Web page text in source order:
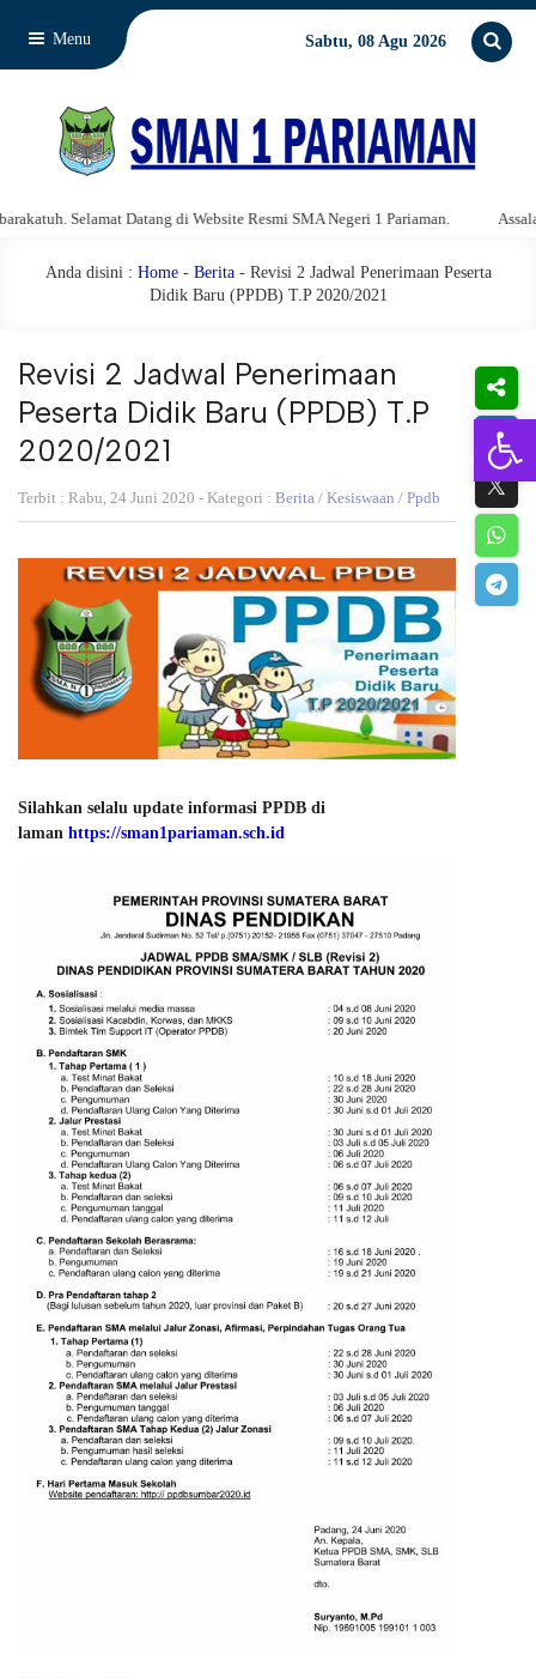
Menu Sabtu, 08 Agu 2026
Selamat Datang di Website Resmi SMA Negeri 1 Pariaman.
Anda disini : Home- Berita- Revisi 2 Jadwal Penerimaan Peserta
Didik Baru (PPDB) T.P 2020/2021
Revisi 2 Jadwal Penerimaan
Peserta Didik Baru (PPDB) T.P
2020/2021
Terbit : Rabu, 24 Juni 2020 - Kategori : Berita / Kesiswaan / Ppdb
Silahkan selalu update informasi PPDB di
laman https://sman1pariaman.sch.id